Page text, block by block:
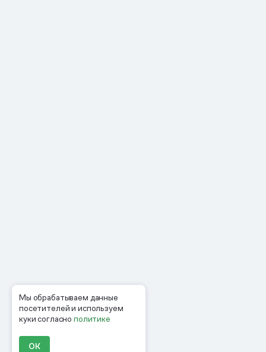
Мы обрабатываем данные
посетителей и используем
куки согласнополитике
ОК